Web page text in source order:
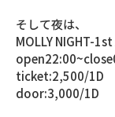
そして夜は、
MOLLY NIGHT-
ticket:2,500/1D
door:3,000/1D